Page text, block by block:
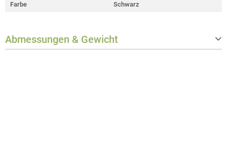
Farbe Schwarz
Abmessungen & Gewicht